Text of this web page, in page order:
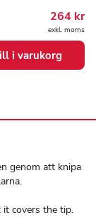
264 kr
exkl. moms
i varukorg
genom att knipa
covers the tip.